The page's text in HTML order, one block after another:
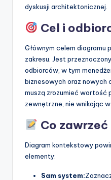
dyskusji architektonicznej.
Cel i
Głównym celem diagramu
zakresu. Jest
odbiorców, w tym
biznesowych oraz nowych
muszą zrozumieć wartość
zewnętrzne, nie wnikając
Co zawrzeć
Diagram kontekstowy
elementy:
Sam system: